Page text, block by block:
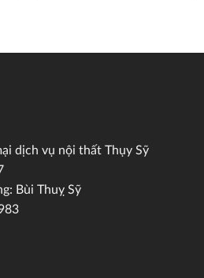
dịch vụ nội thất Thụy Sỹ
Bùi Thuỵ Sỹ